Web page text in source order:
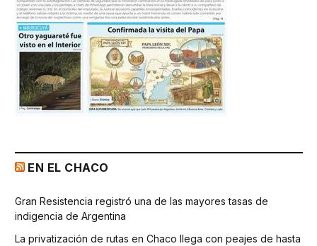
EN EL CHACO
Gran Resistencia registró una de las mayores tasas de
indigencia de Argentina
La privatización de rutas en Chaco llega con peajes de hasta